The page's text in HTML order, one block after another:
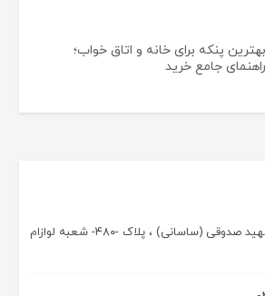
بهترین پنکه برای خانه و اتاق خواب؛
راهنمای جامع خرید
شهر کرج، خیابان شهید صدوقی (ساسانی) ، پلاک -۴۸۰- شعبه لوازام